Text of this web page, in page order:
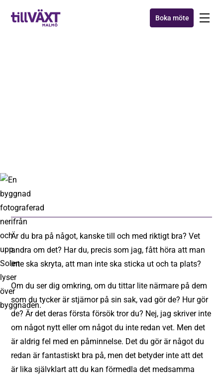
Boka möte
Är du bra på något, kanske till och med riktigt bra? Vet
andra om det? Har du, precis som jag, fått höra att man
inte ska skryta, att man inte ska sticka ut och ta plats?
Om du ser dig omkring, om du tittar lite närmare på dem
som du tycker är stjärnor på sin sak, vad gör de? Hur gör
de? Är det deras första försök tror du? Nej, jag skriver inte
om något nytt eller om något du inte redan vet. Men det
är aldrig fel med en påminnelse. Det du gör är något du
redan är fantastiskt bra på, men det betyder inte att det
är lika självklart att du kan förmedla det medsamma